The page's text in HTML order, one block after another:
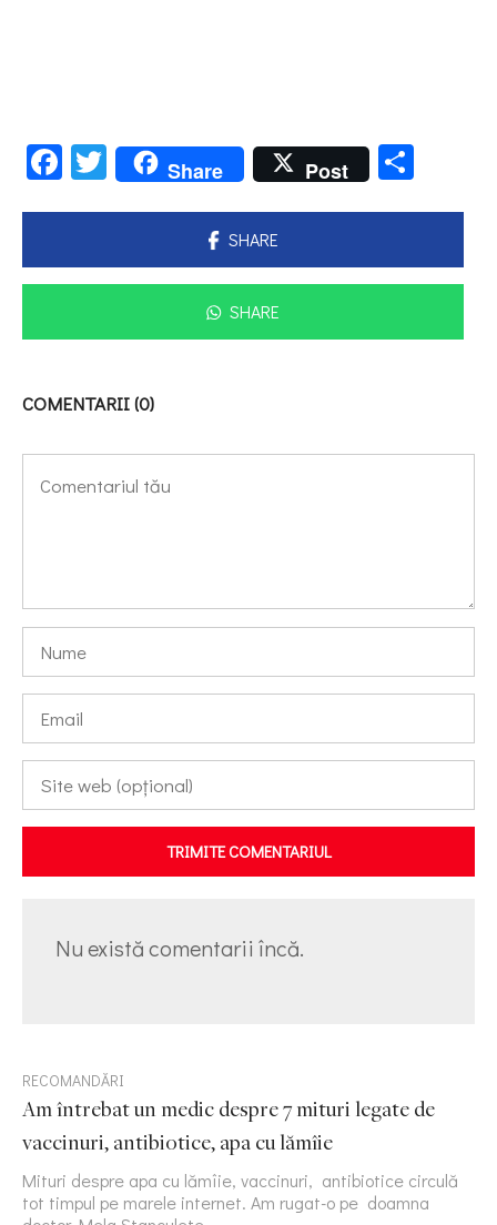
Facebook
Twitter
Share Post
SHARE
SHARE
COMENTARII (0)
TRIMITE COMENTARIUL
Nu există comentarii încă.
RECOMANDĂRI
Am întrebat un medic despre 7 mituri legate de
vaccinuri, antibiotice, apa cu lămîie
Mituri despre apa cu lămîie, vaccinuri, antibiotice circulă
tot timpul pe marele internet. Am rugat-o pe doamna